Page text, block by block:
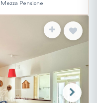
Pensione